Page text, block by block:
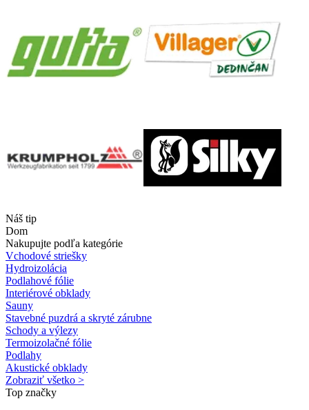
Náš tip
Dom
Nakupujte podľa kategórie
Vchodové striešky
Hydroizolácia
Podlahové fólie
Interiérové obklady
Sauny
Stavebné puzdrá a skryté zárubne
Schody a výlezy
Termoizolačné fólie
Podlahy
Akustické obklady
Zobraziť všetko >
Top značky